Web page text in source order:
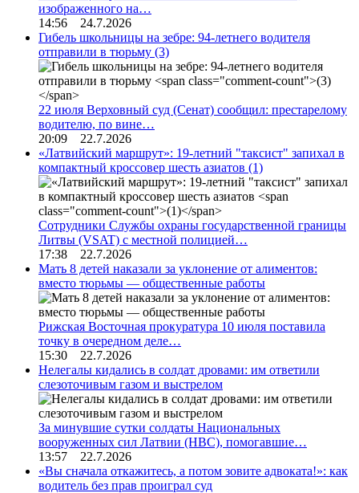
изображенного на…
14:56 24.7.2026
Гибель школьницы на зебре: 94-летнего водителя
отправили в тюрьму (3)
22 июля Верховный суд (Сенат) сообщил: престарелому
водителю, по вине…
20:09 22.7.2026
«Латвийский маршрут»: 19-летний "таксист" запихал в
компактный кроссовер шесть азиатов (1)
Сотрудники Службы охраны государственной границы
Литвы (VSAT) с местной полицией…
17:38 22.7.2026
Мать 8 детей наказали за уклонение от алиментов:
вместо тюрьмы — общественные работы
Рижская Восточная прокуратура 10 июля поставила
точку в очередном деле…
15:30 22.7.2026
Нелегалы кидались в солдат дровами: им ответили
слезоточивым газом и выстрелом
За минувшие сутки солдаты Национальных
вооруженных сил Латвии (НВС), помогавшие…
13:57 22.7.2026
«Вы сначала откажитесь, а потом зовите адвоката!»: как
водитель без прав проиграл суд